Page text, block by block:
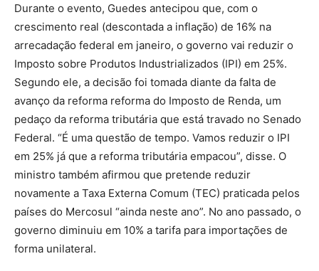
Durante o evento, Guedes antecipou que, com o
crescimento real (descontada a inflação) de 16% na
arrecadação federal em janeiro, o governo vai reduzir o
Imposto sobre Produtos Industrializados (IPI) em 25%.
Segundo ele, a decisão foi tomada diante da falta de
avanço da reforma reforma do Imposto de Renda, um
pedaço da reforma tributária que está travado no Senado
Federal. “É uma questão de tempo. Vamos reduzir o IPI
em 25% já que a reforma tributária empacou”, disse. O
ministro também afirmou que pretende reduzir
novamente a Taxa Externa Comum (TEC) praticada pelos
países do Mercosul “ainda neste ano”. No ano passado, o
governo diminuiu em 10% a tarifa para importações de
forma unilateral.